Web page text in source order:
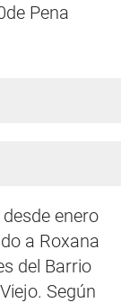
Pena
enero
a Roxana
del Barrio
Según